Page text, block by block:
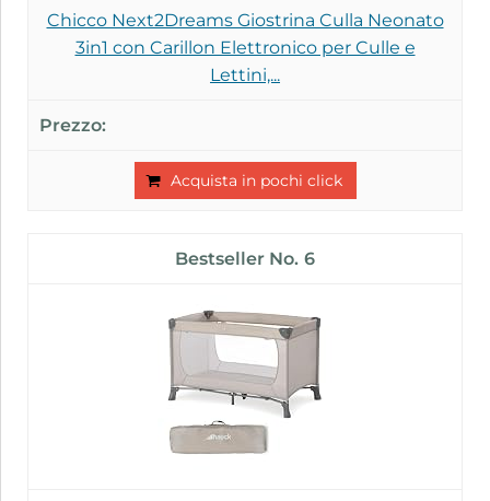
Chicco Next2Dreams Giostrina Culla Neonato
3in1 con Carillon Elettronico per Culle e
Lettini,...
Acquista in pochi click
6